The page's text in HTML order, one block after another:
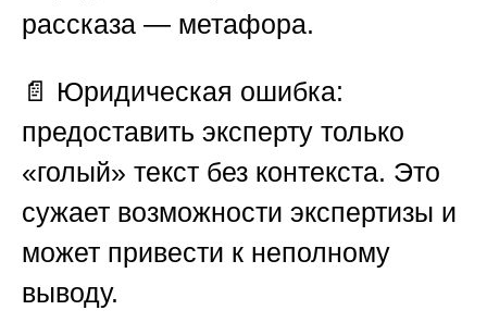
рассказа — метафора.
📄 Юридическая ошибка:
предоставить эксперту только
«голый» текст без контекста. Это
сужает возможности экспертизы и
может привести к неполному
выводу.